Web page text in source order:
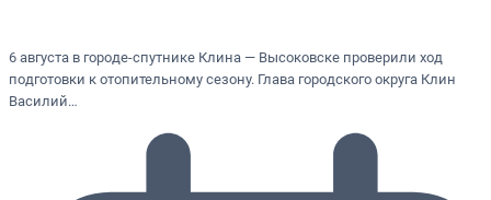
6 августа в городе-спутнике Клина — Высоковске проверили ход
подготовки к отопительному сезону. Глава городского округа Клин
Василий…